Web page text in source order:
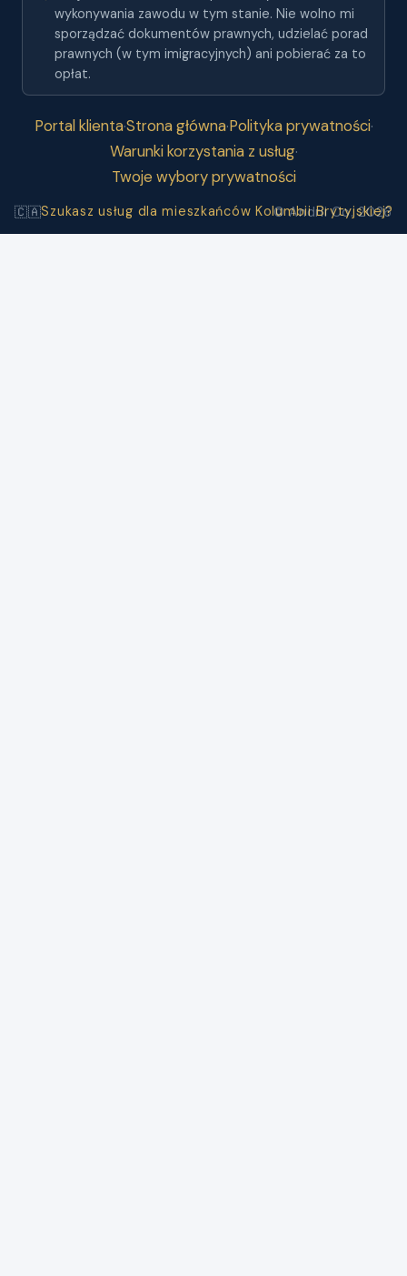
wykonywania zawodu w tym stanie. Nie wolno mi
sporządzać dokumentów prawnych, udzielać porad
prawnych (w tym imigracyjnych) ani pobierać za to
opłat.
Portal klienta·Strona główna·Polityka prywatności·
Warunki korzystania z usług·
Twoje wybory prywatności
🇨🇦Szukasz usług dla mieszkańców Kolumbii Brytyjskiej?
© Andrii Co. 2026